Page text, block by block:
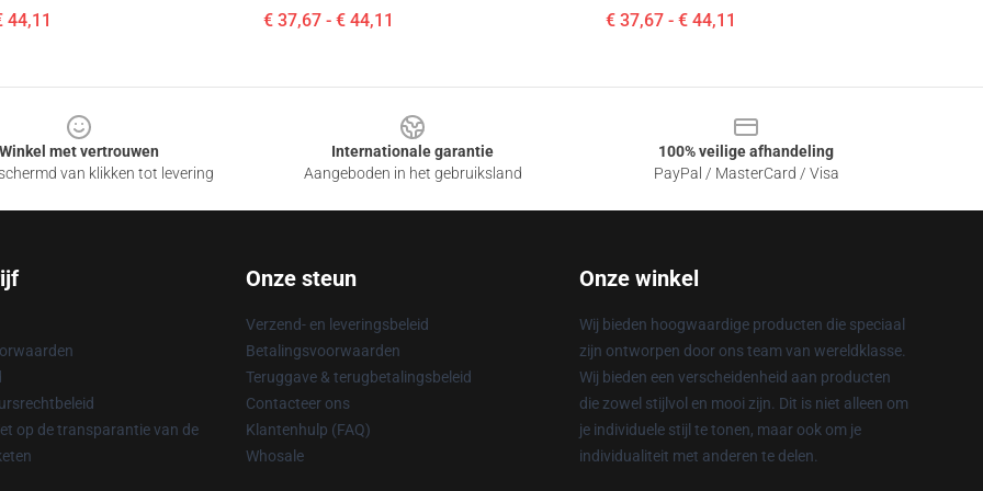
44,11 € 37,67 - € 44,11 € 37,67 - € 44,11
Winkel met vertrouwen
van klikken tot levering
Internationale garantie
Aangeboden in het gebruiksland
100% veilige afhandeling
PayPal / MasterCard / Visa
op de transparantie van de
Onze steun
Verzend- en leveringsbeleid
Betalingsvoorwaarden
Teruggave & terugbetalingsbeleid
Contacteer ons
Klantenhulp (FAQ)
Whosale
Onze winkel
Wij bieden hoogwaardige producten die speciaal
zijn ontworpen door ons team van wereldklasse.
Wij bieden een verscheidenheid aan producten
die zowel stijlvol en mooi zijn. Dit is niet alleen om
je individuele stijl te tonen, maar ook om je
individualiteit met anderen te delen.